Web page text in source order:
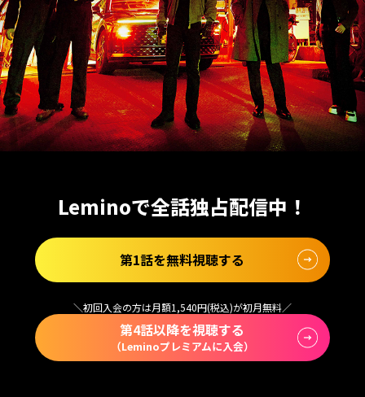
Leminoで全話独占配信中！
第1話を無料視聴する
＼初回入会の方は月額1,540円(税込)が初月無料／
第4話以降を視聴する
（Leminoプレミアムに入会）